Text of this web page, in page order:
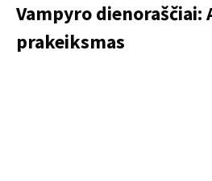
Vampyro dienoraščiai:
prakeiksmas